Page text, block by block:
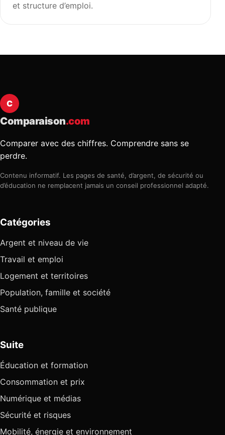
et structure d’emploi.
C
Comparaison.com
Comparer avec des chiffres. Comprendre sans se
perdre.
Contenu informatif. Les pages de santé, d’argent, de sécurité ou
d’éducation ne remplacent jamais un conseil professionnel adapté.
Catégories
Argent et niveau de vie
Travail et emploi
Logement et territoires
Population, famille et société
Santé publique
Suite
Éducation et formation
Consommation et prix
Numérique et médias
Sécurité et risques
Mobilité, énergie et environnement